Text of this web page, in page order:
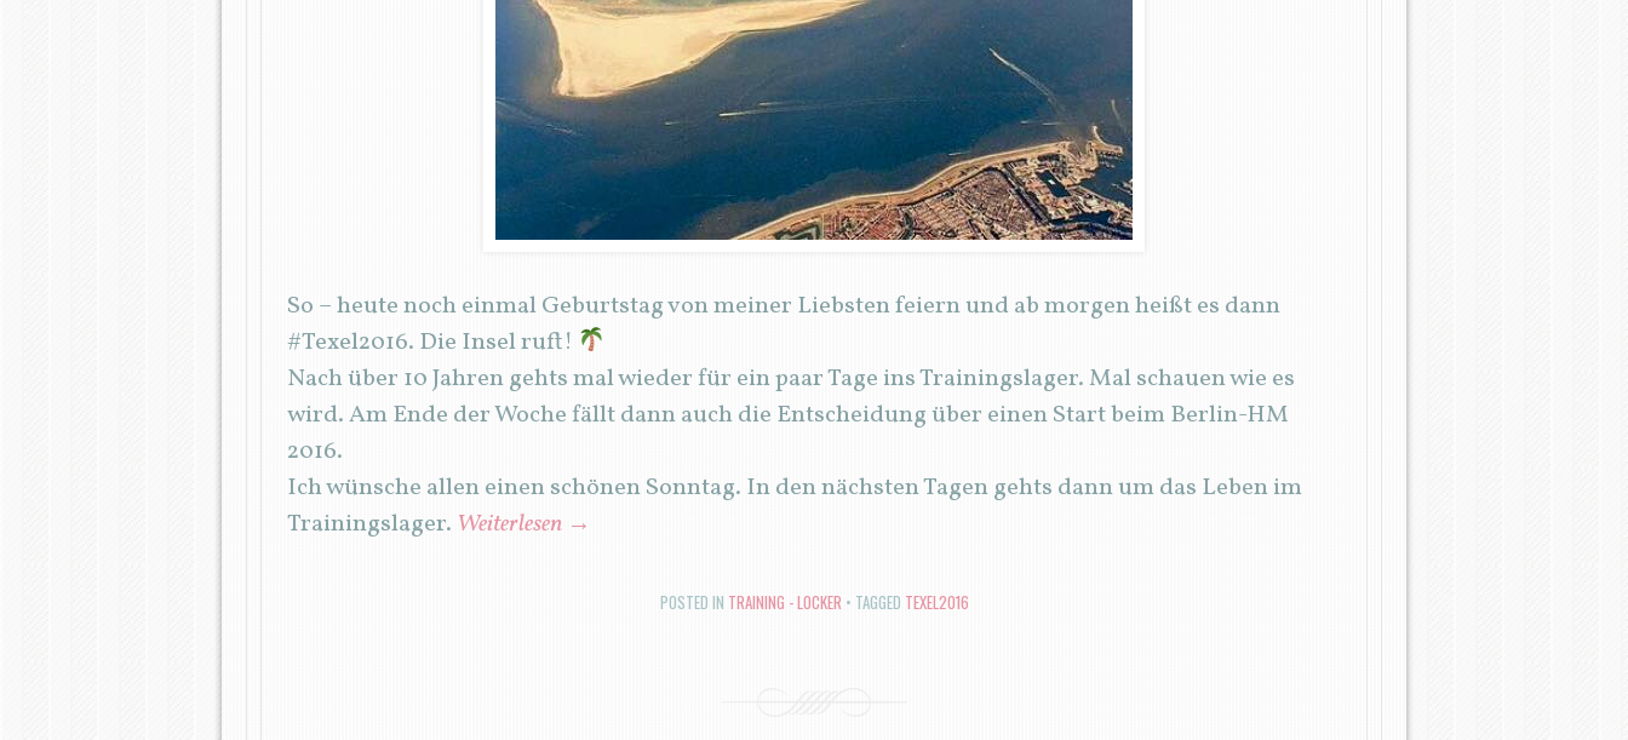
So – heute noch einmal Geburtstag von meiner Liebsten feiern und ab morgen heißt es dann
#Texel2016. Die Insel ruft!
Nach über 10 Jahren gehts mal wieder für ein paar Tage ins Trainingslager. Mal schauen wie es
wird. Am Ende der Woche fällt dann auch die Entscheidung über einen Start beim Berlin-HM
2016.
Ich wünsche allen einen schönen Sonntag. In den nächsten Tagen gehts dann um das Leben im
Trainingslager. Weiterlesen →
POSTED IN TRAINING - LOCKER TAGGED TEXEL2016